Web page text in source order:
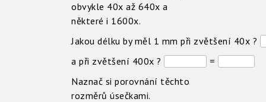
obvykle 40x až 640x a
některé i 1600x.
Jakou délku by měl 1 mm při zvětšení 40x ?
a při zvětšení 400x ?
=
Naznač si porovnání těchto
rozměrů úsečkami.